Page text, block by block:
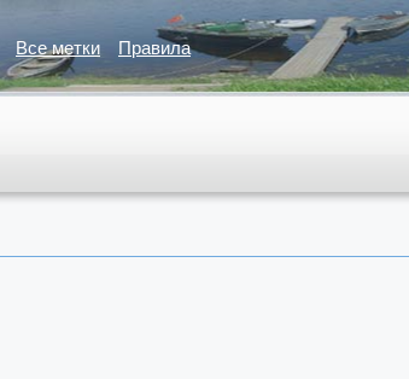
Все метки Правила